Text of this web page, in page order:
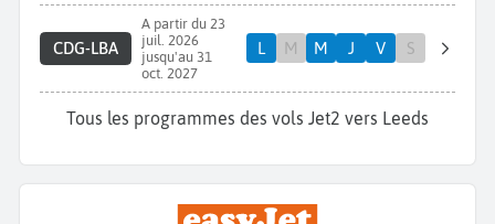
CDG-LBA
A partir du 23
juil. 2026
jusqu'au 31
oct. 2027
L M M J V S
Tous les programmes des vols Jet2 vers Leeds